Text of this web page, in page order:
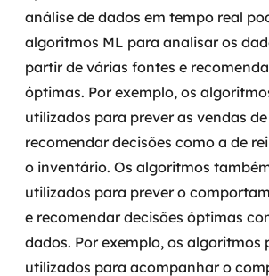
análise de dados em tempo real
algoritmos ML para analisar os
partir de várias fontes e
óptimas. Por exemplo, os
utilizados para prever as vendas
recomendar decisões como a de
o inventário. Os algoritmos
utilizados para prever o
e recomendar decisões óptimas
dados. Por exemplo, os algoritmos
utilizados para acompanhar o